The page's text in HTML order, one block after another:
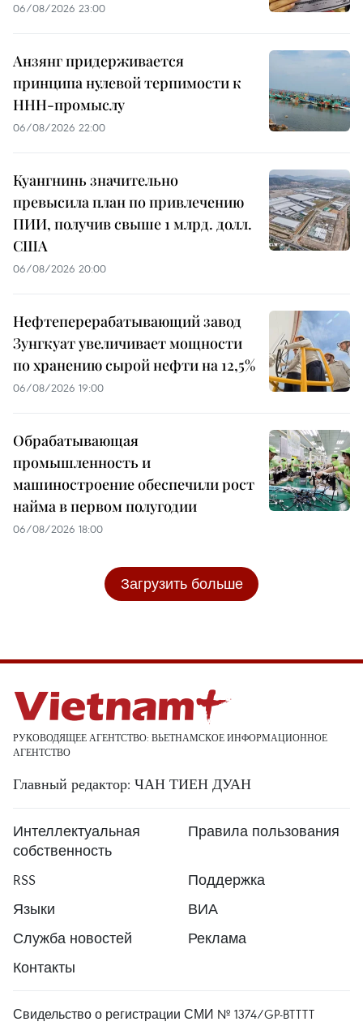
06/08/2026 23:00
Анзянг придерживается
принципа нулевой терпимости к
ННН-промыслу
06/08/2026 22:00
Куангнинь значительно
превысила план по привлечению
ПИИ, получив свыше 1 млрд. долл.
США
06/08/2026 20:00
Нефтеперерабатывающий завод
Зунгкуат увеличивает мощности
по хранению сырой нефти на 12,5%
06/08/2026 19:00
Обрабатывающая
промышленность и
машиностроение обеспечили рост
найма в первом полугодии
06/08/2026 18:00
Загрузить больше
РУКОВОДЯЩЕЕ АГЕНТСТВО: ВЬЕТНАМСКОЕ ИНФОРМАЦИОННОЕ
АГЕНТСТВО
Главный редактор: ЧАН ТИЕН ДУАН
Интеллектуальная
собственность
Правила пользования
RSS
Поддержка
Языки
ВИА
Служба новостей
Реклама
Контакты
Свидельство о регистрации СМИ № 1374/GP-BTTTT